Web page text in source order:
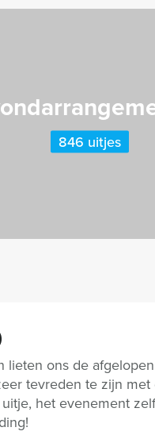
846 uitjes
lieten ons de
tevreden te zijn met
het evenement